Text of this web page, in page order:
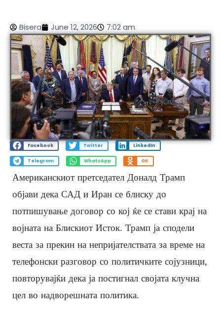
Bisera June 12, 2026 7:02 am
Facebook Twitter LinkedIn
Telegram WhatsApp OK
Американскиот претседател Доналд Трамп
објави дека САД и Иран се блиску до
потпишување договор со кој ќе се стави крај на
војната на Блискиот Исток. Трамп ја сподели
веста за прекин на непријателствата за време на
телефонски разговор со политичките сојузници,
повторувајќи дека ја постигнал својата клучна
цел во надворешната политика.